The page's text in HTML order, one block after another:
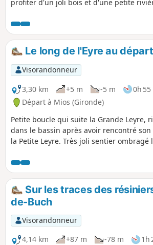
profiter d'un joli bois et d'une petite
dans les marais salés.Application
conseillée dans les bois d'Andernos
Le long de l'Eyre au
Visorandonneur
3,30 km
+5 m -5 m 0h 55
Départ à Mios (Gironde)
Petite boucle qui suite la Grande Leyre,
dans le bassin après avoir rencontré
la Petite Leyre. Très joli sentier ombragé
de pins. En cas de fortes pluies, le
praticable.
Sur les traces des
de-Buch
Visorandonneur
4,14 km
+87 m -78 m 1h